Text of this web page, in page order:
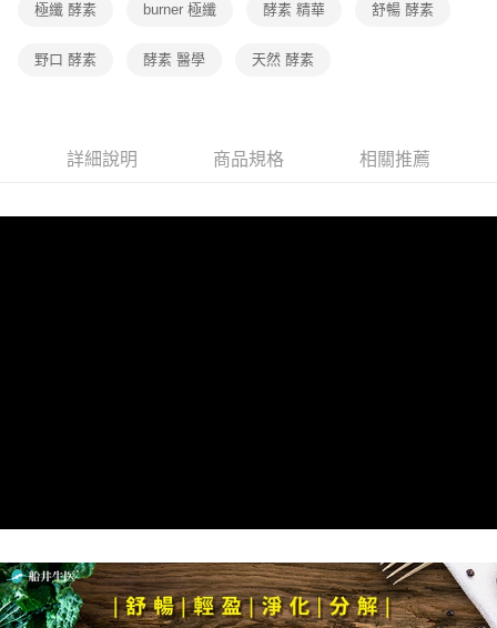
極纖 酵素 burner 極纖 酵素 精華 舒暢 酵素
野口 酵素 酵素 醫學 天然 酵素
詳細說明 商品規格 相關推薦